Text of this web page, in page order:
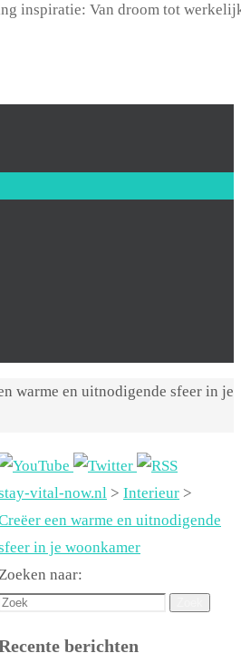
inspiratie: Van droom tot
warme en uitnodigende sfeer in je
vital-now.nl > Interieur >
een warme en uitnodigende
in je woonkamer
naar:
berichten